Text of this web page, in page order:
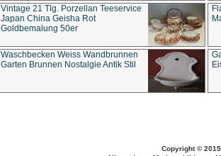
Vintage 21 Tlg. Porzellan Teeservice
Japan China Geisha Rot
Goldbemalung 50er
Waschbecken Weiss Wandbrunnen
Garten Brunnen Nostalgie Antik Stil
Copyright ©